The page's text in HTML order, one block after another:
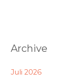
Archive
Juli 2026